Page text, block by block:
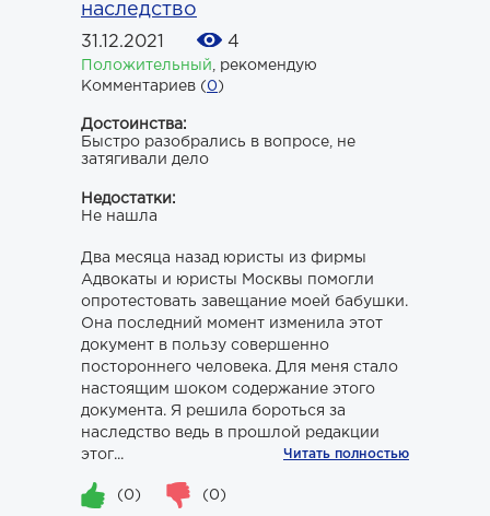
наследство
31.12.2021 4
Положительный
рекомендую
Комментариев (0)
Достоинства:
Быстро разобрались в вопросе, не
затягивали дело
Недостатки:
Не нашла
Два месяца назад юристы из фирмы
Адвокаты и юристы Москвы помогли
опротестовать завещание моей бабушки.
Она последний момент изменила этот
документ в пользу совершенно
постороннего человека. Для меня стало
настоящим шоком содержание этого
документа. Я решила бороться за
наследство ведь в прошлой редакции
этог...
Читать полностью
(0) (0)